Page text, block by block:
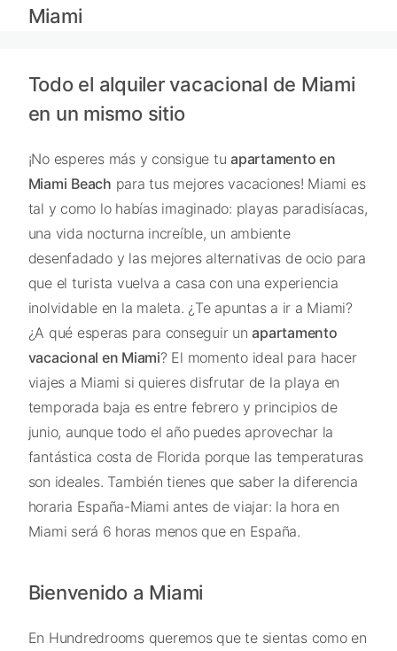
Miami
Todo el alquiler vacacional de Miami
en un mismo sitio
¡No esperes más y consigue tu apartamento en
Miami Beach para tus mejores vacaciones! Miami es
tal y como lo habías imaginado: playas paradisíacas,
una vida nocturna increíble, un ambiente
desenfadado y las mejores alternativas de ocio para
que el turista vuelva a casa con una experiencia
inolvidable en la maleta. ¿Te apuntas a ir a Miami?
¿A qué esperas para conseguir unapartamento
vacacional en Miami? El momento ideal para hacer
viajes a Miami si quieres disfrutar de la playa en
temporada baja es entre febrero y principios de
junio, aunque todo el año puedes aprovechar la
fantástica costa de Florida porque las temperaturas
son ideales. También tienes que saber la diferencia
horaria España-Miami antes de viajar: la hora en
Miami será 6 horas menos que en España.
Bienvenido a Miami
En Hundredrooms queremos que te sientas como en